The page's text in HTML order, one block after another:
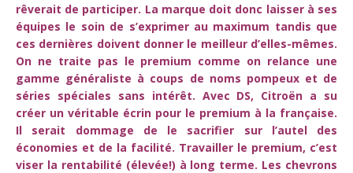
rêverait de participer. La marque doit donc laisser à ses
équipes le soin de s’exprimer au maximum tandis que
ces dernières doivent donner le meilleur d’elles-mêmes.
On ne traite pas le premium comme on relance une
gamme généraliste à coups de noms pompeux et de
séries spéciales sans intérêt. Avec DS, Citroën a su
créer un véritable écrin pour le premium à la française.
Il serait dommage de le sacrifier sur l’autel des
économies et de la facilité. Travailler le premium, c’est
viser la rentabilité (élevée!) à long terme. Les chevrons